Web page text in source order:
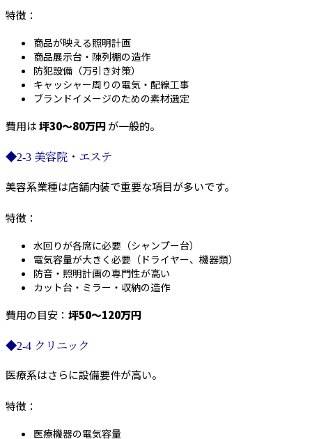
特徴：
商品が映える照明計画
商品展示台・陳列棚の造作
防犯設備（万引き対策）
キャッシャー周りの電気・配線工事
ブランドイメージのための素材選定
費用は坪30〜80万円が一般的。
◆2-3 美容院・エステ
美容系業種は店舗内装で重要な項目が多いです。
特徴：
水回りが各席に必要（シャンプー台）
電気容量が大きく必要（ドライヤー、機器類）
防音・照明計画の専門性が高い
カット台・ミラー・収納の造作
費用の目安： 坪50〜120万円
◆2-4 クリニック
医療系はさらに設備要件が高い。
特徴：
医療機器の電気容量